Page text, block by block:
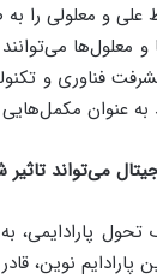
علی و معلولی را
و معلول‌ها
فناوری و
به عنوان
می‌تواند
تحول
نوین،